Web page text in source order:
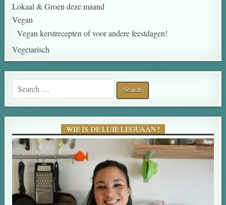
Lokaal & Groen deze maand
Vegan
Vegan kerstrecepten of voor andere feestdagen!
Vegetarisch
Search for:
WIE IS DE LUIE LEGUAAN?